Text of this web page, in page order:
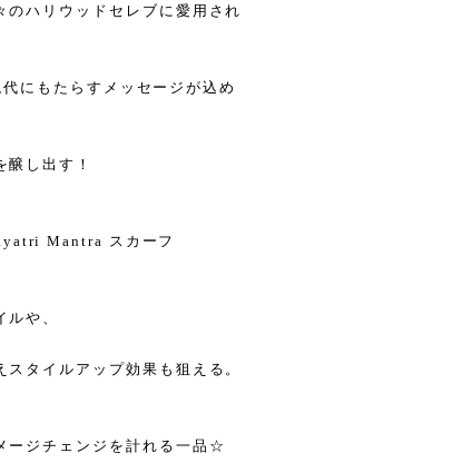
のハリウッドセレブに愛用され
にもたらすメッセージが込め
し出す！
Mantra スカーフ
や、
タイルアップ効果も狙える。
ージチェンジを計れる一品☆